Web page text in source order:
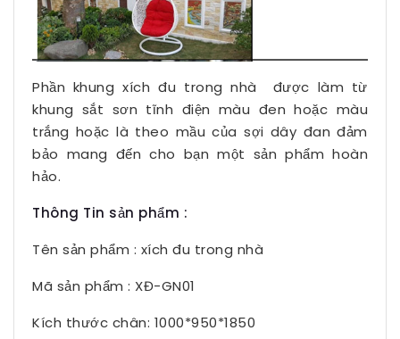
Phần khung xích đu trong nhà được làm từ
khung sắt sơn tĩnh điện màu đen hoặc màu
trắng hoặc là theo mầu của sợi dây đan đảm
bảo mang đến cho bạn một sản phẩm hoàn
hảo.
Thông Tin sản phẩm :
Tên sản phẩm : xích đu trong nhà
Mã sản phẩm : XĐ-GN01
Kích thước chân: 1000*950*1850